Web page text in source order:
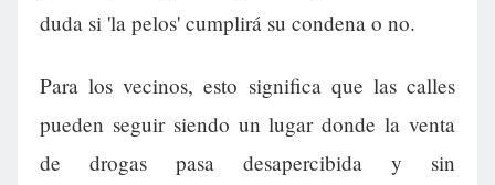
duda si 'la pelos' cumplirá su condena o no.
Para los vecinos, esto significa que las calles
pueden seguir siendo un lugar donde la venta
de drogas pasa desapercibida y sin